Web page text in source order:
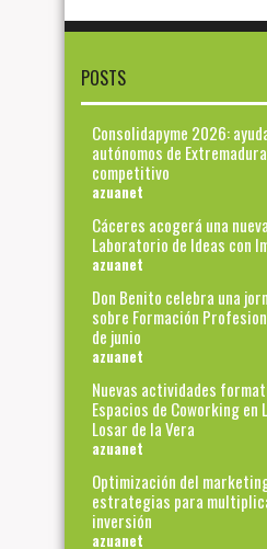
POSTS
Consolidapyme 2026:
autónomos de
competitivo
azuanet
Cáceres acogerá una
Laboratorio de Ideas con
azuanet
Don Benito celebra una
sobre Formación
de junio
azuanet
Nuevas actividades
Espacios de Coworking en
Losar de la Vera
azuanet
Optimización del
estrategias para
inversión
azuanet